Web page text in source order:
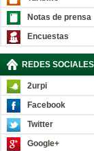
Notas de prensa
Encuestas
REDES SOCIALES
2urpi
Facebook
Twitter
Google+